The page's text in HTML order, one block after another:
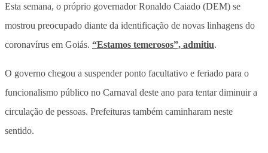
Esta semana, o próprio governador Ronaldo Caiado (DEM) se
mostrou preocupado diante da identificação de novas linhagens do
coronavírus em Goiás. “Estamos temerosos”, admitiu.
O governo chegou a suspender ponto facultativo e feriado para o
funcionalismo público no Carnaval deste ano para tentar diminuir a
circulação de pessoas. Prefeituras também caminharam neste
sentido.